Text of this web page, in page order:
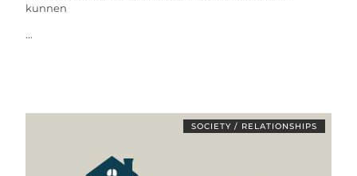
kunnen
...
SOCIETY / RELATIONSHIPS